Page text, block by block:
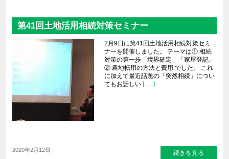
第41回土地活用相続対策セミナー
2月9日に第41回土地活用相続対策セミ
ナーを開催しました。 テーマは① 相続
対策の第一歩「境界確定」「家屋登記」
② 農地転用の方法と費用 でした。 これ
に加えて最近話題の「突然相続」につい
てもお話しい[…..]
2020年2月12日 続きを見る